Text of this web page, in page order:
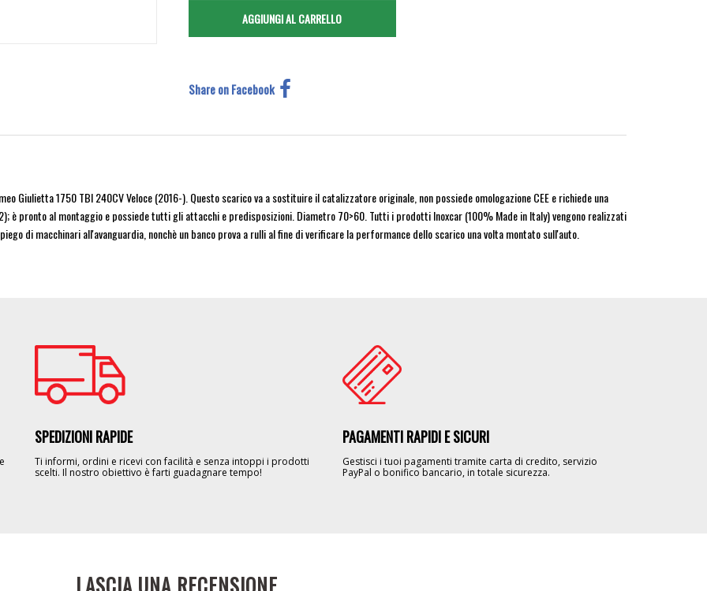
Share on Facebook
Giulietta 1750 TBI 240CV Veloce (2016-). Questo scarico va a sostituire il catalizzatore originale, non possiede omologazione CEE e richiede una
è pronto al montaggio e possiede tutti gli attacchi e predisposizioni. Diametro 70>60. Tutti i prodotti Inoxcar (100% Made in Italy) vengono realizzati
di macchinari all'avanguardia, nonchè un banco prova a rulli al fine di verificare la performance dello scarico una volta montato sull'auto.
Image
SPEDIZIONI RAPIDE
Ti informi, ordini e ricevi con facilità e senza intoppi i prodotti
scelti. Il nostro obiettivo è farti guadagnare tempo!
Image
PAGAMENTI RAPIDI E SICURI
Gestisci i tuoi pagamenti tramite carta di credito, servizio
PayPal o bonifico bancario, in totale sicurezza.
LASCIA UNA RECENSIONE